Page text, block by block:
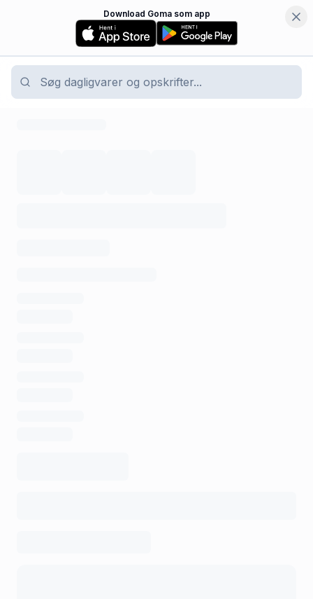
Download Goma som app